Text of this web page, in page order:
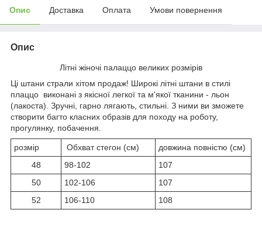
Опис Доставка Оплата Умови повернення
Опис
Літні жіночі палаццо великих розмірів
Ці штани страли хітом продаж! Широкі літні штани в стилі
плаццо виконані з якісної легкої та м'якої тканини - льон
(лакоста). Зручні, гарно лягають, стильні. З ними ви зможете
створити багто класних образів для походу на роботу,
прогулянку, побачення.
розмір Обхват стегон (см)
довжина повністю (см)
48
98-102
107
50
102-106
107
52
106-110 108